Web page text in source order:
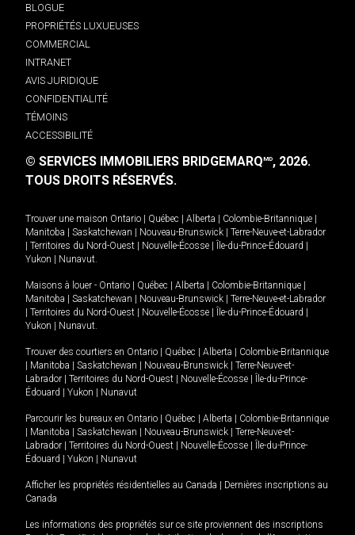
BLOGUE
PROPRIÉTÉS LUXUEUSES
COMMERCIAL
INTRANET
AVIS JURIDIQUE
CONFIDENTIALITÉ
TÉMOINS
ACCESSIBILITÉ
© SERVICES IMMOBILIERS BRIDGEMARQMD, 2026.
TOUS DROITS RÉSERVÉS.
Trouver une maison Ontario Québec Alberta Colombie-Britannique
Manitoba
Saskatchewan Nouveau-Brunswick
Terre-Neuve-et-Labrador
Territoires du Nord-Ouest Nouvelle-Écosse Île-du-Prince-Édouard
Yukon
Nunavut.
Maisons à louer - Ontario Québec Alberta Colombie-Britannique
Manitoba
Saskatchewan Nouveau-Brunswick
Terre-Neuve-et-Labrador
Territoires du Nord-Ouest Nouvelle-Écosse Île-du-Prince-Édouard
Yukon
Nunavut.
Trouver des courtiers en Ontario Québec Alberta
Colombie-Britannique
Manitoba Saskatchewan Nouveau-Brunswick
Terre-Neuve-et-
Labrador
Territoires du Nord-Ouest Nouvelle-Écosse
Île-du-Prince-
Édouard
Yukon Nunavut
Parcourir les bureaux en Ontario Québec Alberta
Colombie-Britannique
Manitoba Saskatchewan Nouveau-Brunswick
Terre-Neuve-et-
Labrador
Territoires du Nord-Ouest Nouvelle-Écosse
Île-du-Prince-
Édouard
Yukon Nunavut
Afficher les propriétés résidentielles au Canada
Dernières inscriptions au
Canada
Les informations des propriétés sur ce site proviennent des inscriptions